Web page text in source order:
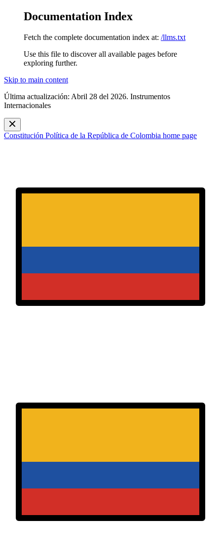
Documentation Index
Fetch the complete documentation index at: /llms.txt
Use this file to discover all available pages before
exploring further.
Skip to main content
Última actualización: Abril 28 del 2026. Instrumentos
Internacionales
Constitución Política de la República de Colombia home page